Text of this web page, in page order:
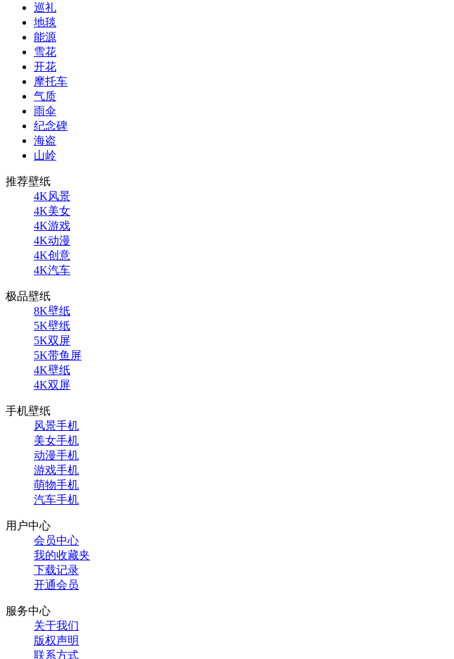
巡礼
地毯
能源
雪花
开花
摩托车
气质
雨伞
纪念碑
海盗
山岭
推荐壁纸
4K风景
4K美女
4K游戏
4K动漫
4K创意
4K汽车
极品壁纸
8K壁纸
5K壁纸
5K双屏
5K带鱼屏
4K壁纸
4K双屏
手机壁纸
风景手机
美女手机
动漫手机
游戏手机
萌物手机
汽车手机
用户中心
会员中心
我的收藏夹
下载记录
开通会员
服务中心
关于我们
版权声明
联系方式